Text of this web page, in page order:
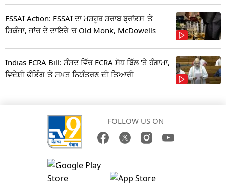
FSSAI Action: FSSAI ਦਾ ਮਸ਼ਹੂਰ ਸ਼ਰਾਬ ਬ੍ਰਾਂਡਸ 'ਤੇ
ਸ਼ਿਕੰਜਾ, ਜਾਂਚ ਦੇ ਦਾਇਰੇ 'ਚ Old Monk, McDowells
Indias FCRA Bill: ਸੰਸਦ ਵਿੱਚ FCRA ਸੋਧ ਬਿੱਲ 'ਤੇ ਹੰਗਾਮਾ,
ਵਿਦੇਸ਼ੀ ਫੰਡਿੰਗ 'ਤੇ ਸਖ਼ਤ ਨਿਯੰਤਰਣ ਦੀ ਤਿਆਰੀ
FOLLOW US ON